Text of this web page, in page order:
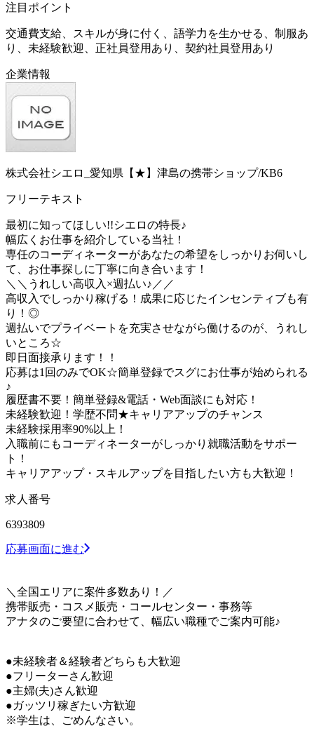
注目ポイント
交通費支給、スキルが身に付く、語学力を生かせる、制服あ
り、未経験歓迎、正社員登用あり、契約社員登用あり
企業情報
株式会社シエロ_愛知県【★】津島の携帯ショップ/KB6
フリーテキスト
最初に知ってほしい!!シエロの特長♪
幅広くお仕事を紹介している当社！
専任のコーディネーターがあなたの希望をしっかりお伺いし
て、お仕事探しに丁寧に向き合います！
＼＼うれしい高収入×週払い♪／／
高収入でしっかり稼げる！成果に応じたインセンティブも有
り！◎
週払いでプライベートを充実させながら働けるのが、うれし
いところ☆
即日面接承ります！！
応募は1回のみでOK☆簡単登録でスグにお仕事が始められる
♪
履歴書不要！簡単登録&電話・Web面談にも対応！
未経験歓迎！学歴不問★キャリアアップのチャンス
未経験採用率90%以上！
入職前にもコーディネーターがしっかり就職活動をサポー
ト！
キャリアアップ・スキルアップを目指したい方も大歓迎！
求人番号
6393809
応募画面に進む
＼全国エリアに案件多数あり！／
携帯販売・コスメ販売・コールセンター・事務等
アナタのご要望に合わせて、幅広い職種でご案内可能♪
●未経験者＆経験者どちらも大歓迎
●フリーターさん歓迎
●主婦(夫)さん歓迎
●ガッツリ稼ぎたい方歓迎
※学生は、ごめんなさい。